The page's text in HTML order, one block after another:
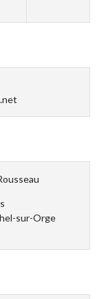
sur-Orge